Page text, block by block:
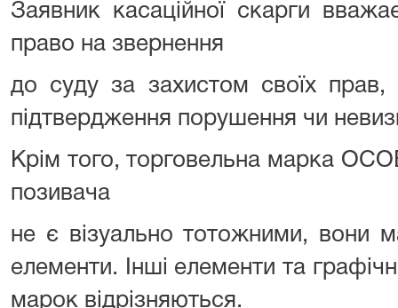
Заявник касаційної скарги
право на звернення
до суду за захистом своїх прав,
підтвердження порушення чи
Крім того, торговельна марка
позивача
не є візуально тотожними, вони
елементи. Інші елементи та
марок відрізняються.